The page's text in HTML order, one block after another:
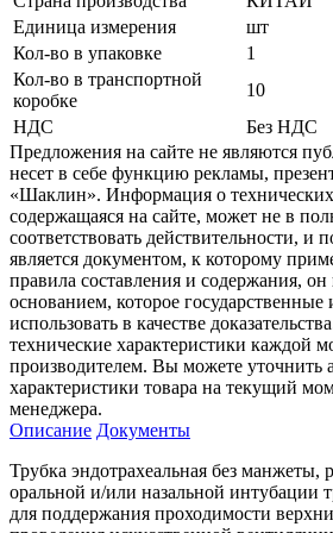
Единица измерения
шт
Кол-во в упаковке
1
Кол-во в транспортной
коробке
10
НДС
Без НДС
Предложения на сайте не являются
несет в себе функцию рекламы,
«Шаклин». Информация о технических
содержащаяся на сайте, может не в
соответствовать действительности, и
является документом, к которому
правила составления и содержания, он
основанием, которое
использовать в качестве
технические характеристики каждой
производителем. Вы можете уточнить
характеристики товара на текущий
менеджера.
Описание Документы
Трубка эндотрахеальная без манжеты,
оральной и/или назальной интубации
для поддержания проходимости